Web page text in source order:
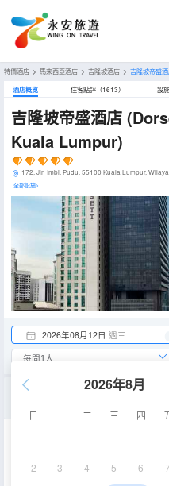
特價酒店 > 馬來西亞酒店 > 吉隆坡酒店 > 吉隆坡帝盛
酒店概览 住客點評（1613） 設
吉隆坡帝盛酒店
Kuala Lumpur)
172, Jln Imbi, Pudu, 55100 Kuala Lumpur,
全部設施>
2026年08月12日 週三
2026年8月
日 一 二 三 四
2 3 4 5 6 7